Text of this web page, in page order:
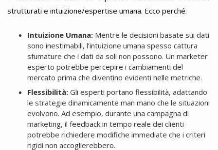
strutturati e intuizione/espertise umana. Ecco perché:
Intuizione Umana:Mentre le decisioni basate sui dati
sono inestimabili, l’intuizione umana spesso cattura
sfumature che i dati da soli non possono. Un marketer
esperto potrebbe percepire i cambiamenti del
mercato prima che diventino evidenti nelle metriche.
Flessibilità:Gli esperti portano flessibilità, adattando
le strategie dinamicamente man mano che le situazioni
evolvono. Ad esempio, durante una campagna di
marketing, il feedback in tempo reale dei clienti
potrebbe richiedere modifiche immediate che i criteri
rigidi non accoglierebbero.